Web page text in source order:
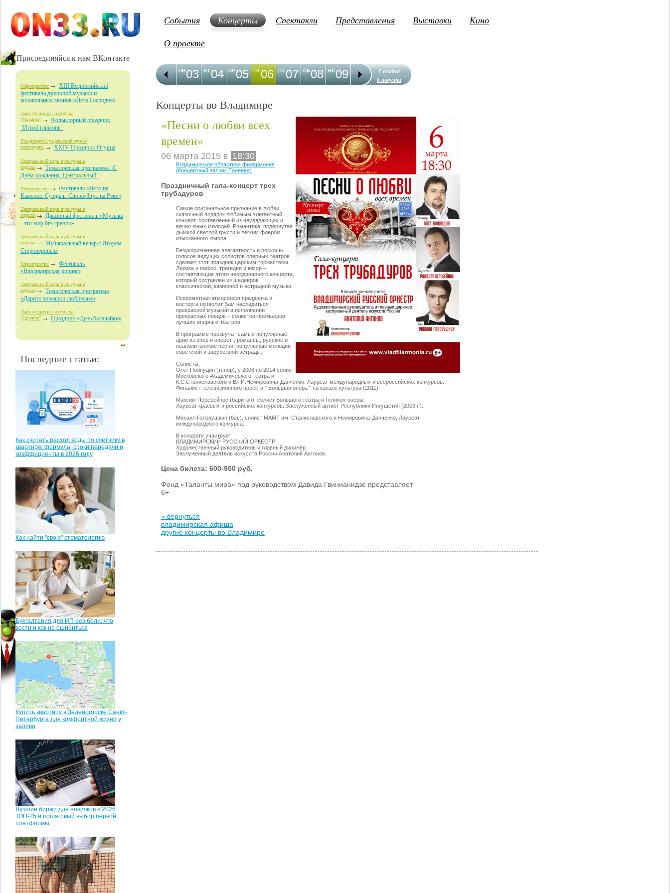
Присоединяйся к нам ВКонтакте
Мероприятия
XIII Всероссийский
фестиваль духовной музыки и
колокольных звонов «Лето Господне»
Парк культуры и отдыха
"Дружба"
Фольклорный праздник
"Играй гармонь"
Владимиро-Суздальский музей-
заповедник XXIV Праздник Огурца
Центральный парк культуры и
отдыха
Тематическая программа "С
Днём рождения, Центральный"
Мероприятия
Фестиваль «Лето на
Каменке. Суздаль: Слово-Звук на Реке»
Центральный парк культуры и
отдыха
Джазовый фестиваль «Музыка
- это мир без границ»
Центральный парк культуры и
отдыха
Музыкальный вечер с Игорем
Староверовым
Мероприятия
Фестиваль
«Владимирская вишня»
Центральный парк культуры и
отдыха
Тематическая программа
«Дарите ромашки любимым»
Парк культуры и отдыха
"Дружба" Праздник «День балалайки»
Последние статьи:
Как считать расход воды по счётчику в
квартире: формула, сроки передачи и
коэффициенты в 2026 году
Как найти "свою" стоматологию
Бухгалтерия для ИП без боли: что
вести и как не ошибиться
Купить квартиру в Зеленогорске Санкт-
Петербурга для комфортной жизни у
залива
Лучшие биржи для новичков в 2026:
ТОП-25 и пошаговый выбор первой
платформы
События Концерты Спектакли Представления Выставки
Кино
О проекте
03
ПН 04
ВТ 05
СР 06
ЧТ 07
ПТ 08
СБ 09
ВС 10
ПН 11
ВТ 12
СР
Сегодня
6 августа
Концерты во Владимире
«Песни о любви всех
времен»
06 марта 2015 в 18:30
Владимирская областная филармония
(Концертный зал им.Танеева)
Праздничный гала-концерт трех
трубадуров
Самое оригинальное признание в любви,
сказочный подарок любимым элегантный
концерт, составленный из неувядающих и
вечно юных мелодий. Романтика, подернутая
дымкой светлой грусти и легким флером
изысканного юмора.
Безукоризненная элегантность и роскошь
голосов ведущих солистов оперных театров
сделает этот праздник царским торжеством.
Лирика и пафос, трагедия и юмор –
составляющие этого неординарного концерта,
который составлен из шедевров
классической, камерной и эстрадной музыки.
Искрометная атмосфера праздника и
восторга позволит Вам насладиться
прекрасной музыкой в исполнении
прекрасных певцов – солистов-премьеров
лучших оперных театров.
В программе прозвучат самые популярные
арии из опер и оперетт, романсы, русские и
неаполитанские песни, популярные мелодии
советской и зарубежной эстрады.
Солисты:
Олег Полпудин (тенор), с 2006 по 2014 солист
Mocковского Академического театра и
К.С.Станиславского и Вл.И.Немировича-Данченко. Лауреат международных и всероссийских конкурсов.
Финалист телевизионного проекта " Большая опера " на канале культура (2011).
Максим Перебейнос (баритон), солист Большого театра и Геликон-оперы.
Лауреат краевых и российских конкурсов. Заслуженный артист Республики Ингушетия (2003 г.).
Михаил Головушкин (бас), солист МАМТ им. Станиславского и Немировича-Данченко, Лауреат
международного конкурса.
В концерте участвует:
ВЛАДИМИРСКИЙ РУССКИЙ ОРКЕСТР
Художественный руководитель и главный дирижёр
Заслуженный деятель искусств России Анатолий Антонов.
Цена билета: 600-900 руб.
Фонд «Таланты мира» под руководством Давида Гвинианидзе представляет
6+
« вернуться
владимирская афиша
другие концерты во Владимире